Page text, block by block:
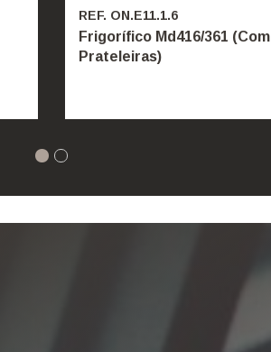
REF. ON.E11.1.6
Frigorífico Md416/361 (Com
Prateleiras)